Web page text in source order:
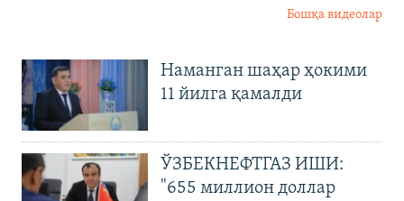
Бошқа видеолар
Наманган шаҳар ҳокими
11 йилга қамалди
ЎЗБЕКНЕФТГАЗ ИШИ:
"655 миллион доллар